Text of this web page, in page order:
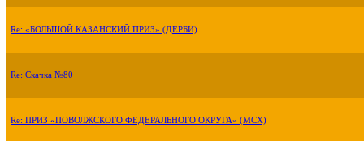
Re: «БОЛЬШОЙ КАЗАНСКИЙ ПРИЗ» (ДЕРБИ)
Re: Скачка №80
Re: ПРИЗ «ПОВОЛЖСКОГО ФЕДЕРАЛЬНОГО ОКРУГА» (МСХ)